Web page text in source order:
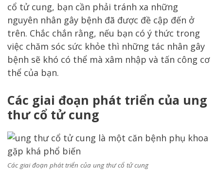
cổ tử cung, bạn cần phải tránh xa những
nguyên nhân gây bệnh đã được đề cập đến ở
trên. Chắc chắn rằng, nếu bạn có ý thức trong
việc chăm sóc sức khỏe thì những tác nhân gây
bệnh sẽ khó có thể mà xâm nhập và tấn công cơ
thể của bạn.
Các giai đoạn phát triển của ung
thư cổ tử cung
Các giai đoạn phát triển của ung thư cổ tử cung